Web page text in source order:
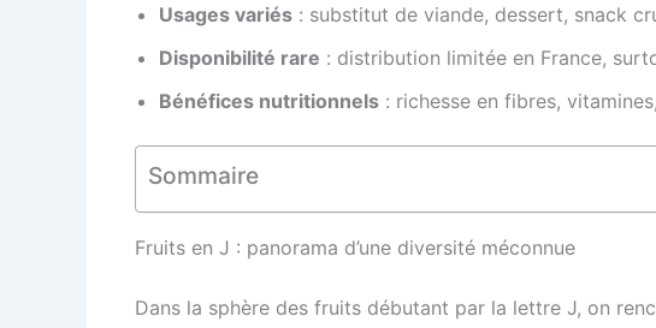
Usages variés : substitut de viande, dessert, snack
Disponibilité rare : distribution limitée en France,
Bénéfices nutritionnels : richesse en fibres,
Sommaire
Fruits en J : panorama d’une diversité méconnue
Dans la sphère des fruits débutant par la lettre J, on